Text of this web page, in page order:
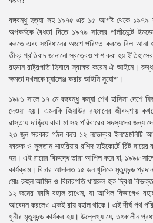
বঙ্গবন্ধু হত্যা সহ ১৯৭৫ এর ১৫ আগষ্ট থেকে ১৯৭৯
অপকর্মকে বৈধতা দিতে ১৯৭৯ সালের পার্লামেন্টে
করতে এবং সংবিধানের অংশে পরিণত করতে বিল
তীব্র প্রতিবাদ জানানো স্বত্বেও পাশ করা হয়
রহমান রাষ্ট্রপতি হিসাবে স্বাক্ষর করেন ঐ আইনে।
ক্ষমতা দখলকে চ্যালেঞ্জ করার আইনি সুযোগ।
১৯৮১ সালে ১৭ মে বঙ্গবন্ধু কন্যা শেখ হাসিনা দেশে
দেওয়া হয়। এমনকি জিয়াউর রহমানের জীবদ্দশায়
রাস্তায় দাড়িয়ে বাবা মা সহ পরিবারের সদস্যদের
২৩ জুন সরকার গঠন করে ১২ নভেম্বর ইনডেমনিটি
ফারুক ও সুলতান শাহরিয়ার রশিদ হাইকোর্টে রিট
হয়। এই রায়ের বিরুদ্ধে তারা আপিল করে যা, ১৯৯৮
কার্যক্রম। বিচার আদালত ১৫ জন খুনিকে মৃত্যুদন্ড
মোঃ রুহুল আমিন ও বিচারপতি খায়রুল হক দ্বিধা
১২ জনের ফাসি বহাল রাখেন, যা আপিল বিভাগেও
আবেদন করলেও একই রায় বহাল থাকে। এই দীর্ঘ পথ
খুনীর মৃত্যুদন্ড কার্যকর হয়। উল্লেখ্য যে, তৎকালীন